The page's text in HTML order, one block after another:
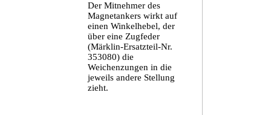
Der Mitnehmer des
Magnetankers wirkt auf
einen Winkelhebel, der
über eine Zugfeder
(Märklin-Ersatzteil-Nr.
353080) die
Weichenzungen in die
jeweils andere Stellung
zieht.